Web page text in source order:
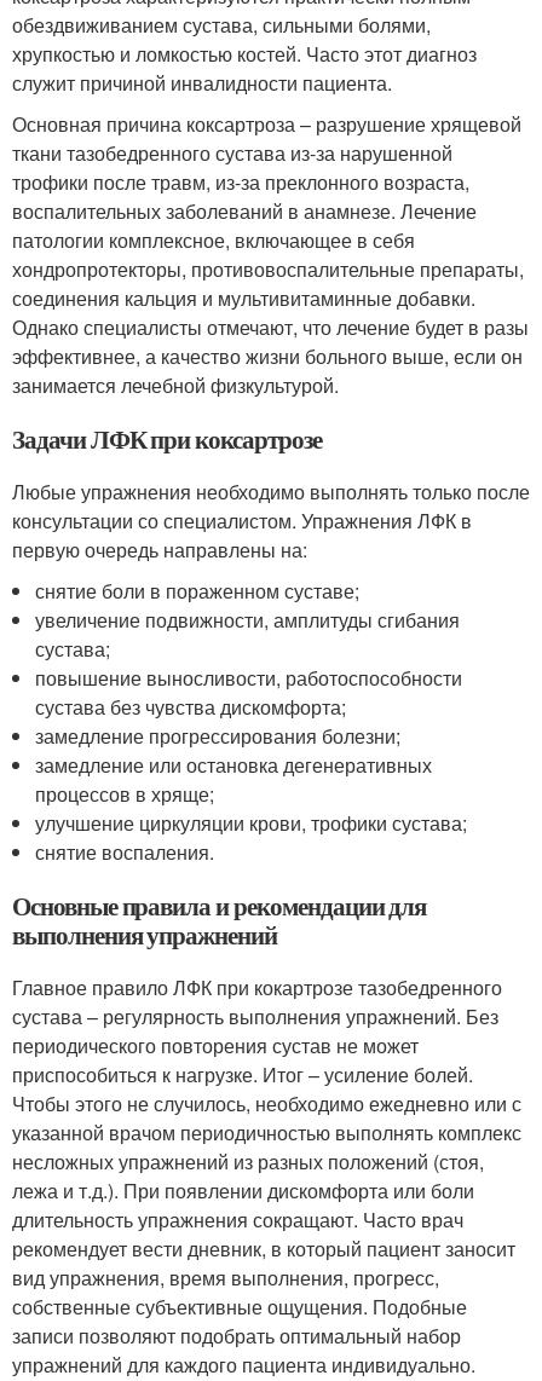
обездвиживанием сустава, сильными болями,
хрупкостью и ломкостью костей. Часто этот диагноз
служит причиной инвалидности пациента.
Основная причина коксартроза – разрушение хрящевой
ткани тазобедренного сустава из-за нарушенной
трофики после травм, из-за преклонного возраста,
воспалительных заболеваний в анамнезе. Лечение
патологии комплексное, включающее в себя
хондропротекторы, противовоспалительные препараты,
соединения кальция и мультивитаминные добавки.
Однако специалисты отмечают, что лечение будет в разы
эффективнее, а качество жизни больного выше, если он
занимается лечебной физкультурой.
Задачи ЛФК при коксартрозе
Любые упражнения необходимо выполнять только после
консультации со специалистом. Упражнения ЛФК в
первую очередь направлены на:
снятие боли в пораженном суставе;
увеличение подвижности, амплитуды сгибания
сустава;
повышение выносливости, работоспособности
сустава без чувства дискомфорта;
замедление прогрессирования болезни;
замедление или остановка дегенеративных
процессов в хряще;
улучшение циркуляции крови, трофики сустава;
снятие воспаления.
Основные правила и рекомендации для
выполнения упражнений
Главное правило ЛФК при кокартрозе тазобедренного
сустава – регулярность выполнения упражнений. Без
периодического повторения сустав не может
приспособиться к нагрузке. Итог – усиление болей.
Чтобы этого не случилось, необходимо ежедневно или с
указанной врачом периодичностью выполнять комплекс
несложных упражнений из разных положений (стоя,
лежа и т.д.). При появлении дискомфорта или боли
длительность упражнения сокращают. Часто врач
рекомендует вести дневник, в который пациент заносит
вид упражнения, время выполнения, прогресс,
собственные субъективные ощущения. Подобные
записи позволяют подобрать оптимальный набор
упражнений для каждого пациента индивидуально.